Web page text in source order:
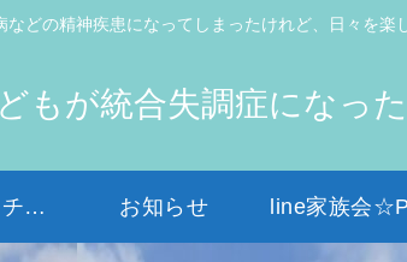
などの精神疾患になってしまったけれど、日々を楽
もが統合失調症になっ
初めての方はコチラから お知らせ